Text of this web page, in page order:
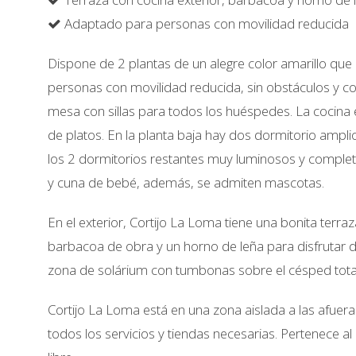
Adaptado para personas con movilidad reducida
Dispone de 2 plantas de un alegre color amarillo
personas con movilidad reducida, sin obstáculos y
mesa con sillas para todos los huéspedes. La
de platos. En la planta baja hay dos dormitorio
los 2 dormitorios restantes muy luminosos y
y cuna de bebé, además, se admiten mascotas.
En el exterior, Cortijo La Loma tiene una bonita
barbacoa de obra y un horno de leña para disfrutar
zona de solárium con tumbonas sobre el césped
Cortijo La Loma está en una zona aislada a las
todos los servicios y tiendas necesarias. Pertenece